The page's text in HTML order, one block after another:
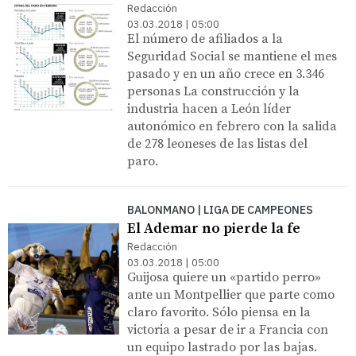
Redacción
03.03.2018 | 05:00
El número de afiliados a la
Seguridad Social se mantiene el mes
pasado y en un año crece en 3.346
personas La construcción y la
industria hacen a León líder
autonómico en febrero con la salida
de 278 leoneses de las listas del
paro.
BALONMANO | LIGA DE CAMPEONES
El Ademar no pierde la fe
Redacción
03.03.2018 | 05:00
Guijosa quiere un «partido perro»
ante un Montpellier que parte como
claro favorito. Sólo piensa en la
victoria a pesar de ir a Francia con
un equipo lastrado por las bajas.